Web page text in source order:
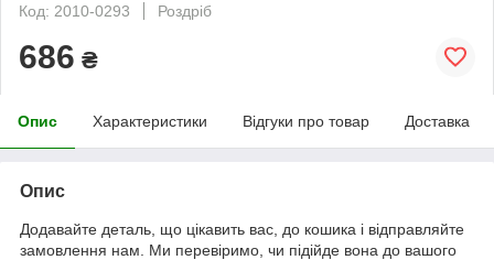
Код: 2010-0293
Роздріб
686 ₴
Опис Характеристики Відгуки про товар Доставка
Опис
Додавайте деталь, що цікавить вас, до кошика і відправляйте
замовлення нам. Ми перевіримо, чи підійде вона до вашого